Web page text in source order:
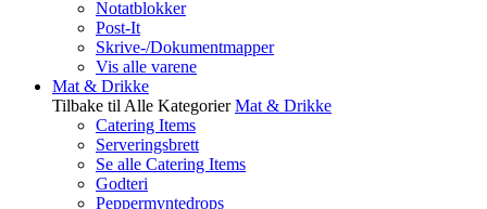
Notatblokker
Post-It
Skrive-/Dokumentmapper
Vis alle varene
Mat & Drikke
Tilbake til Alle Kategorier Mat & Drikke
Catering Items
Serveringsbrett
Se alle Catering Items
Godteri
Peppermyntedrops